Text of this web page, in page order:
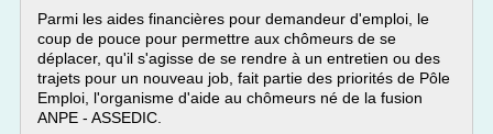
Parmi les aides financières pour demandeur d'emploi, le
coup de pouce pour permettre aux chômeurs de se
déplacer, qu'il s'agisse de se rendre à un entretien ou des
trajets pour un nouveau job, fait partie des priorités de Pôle
Emploi, l'organisme d'aide au chômeurs né de la fusion
ANPE - ASSEDIC.